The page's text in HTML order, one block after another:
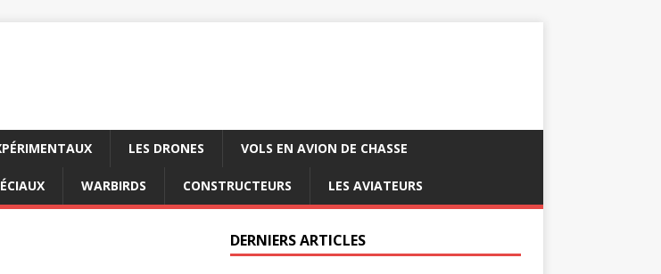
LES DRONES VOLS EN AVION DE CHASSE
WARBIRDS CONSTRUCTEURS LES AVIATEURS
DERNIERS ARTICLES